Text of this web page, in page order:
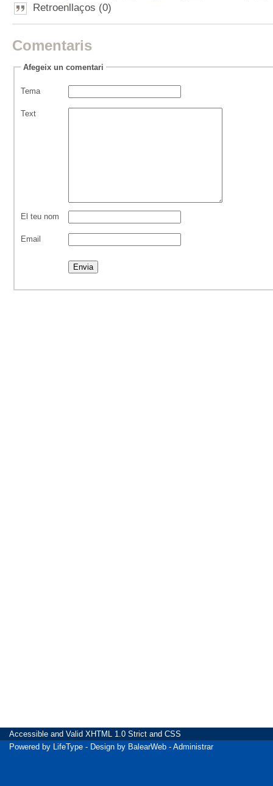
Retroenllaços (0)
Comentaris
Afegeix un comentari
Tema
Text
El teu nom
Email
Accessible and Valid XHTML 1.0 Strict and CSS
Powered by LifeType - Design by BalearWeb - Administrar